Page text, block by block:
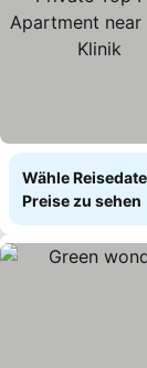
Wähle
Preise zu sehen